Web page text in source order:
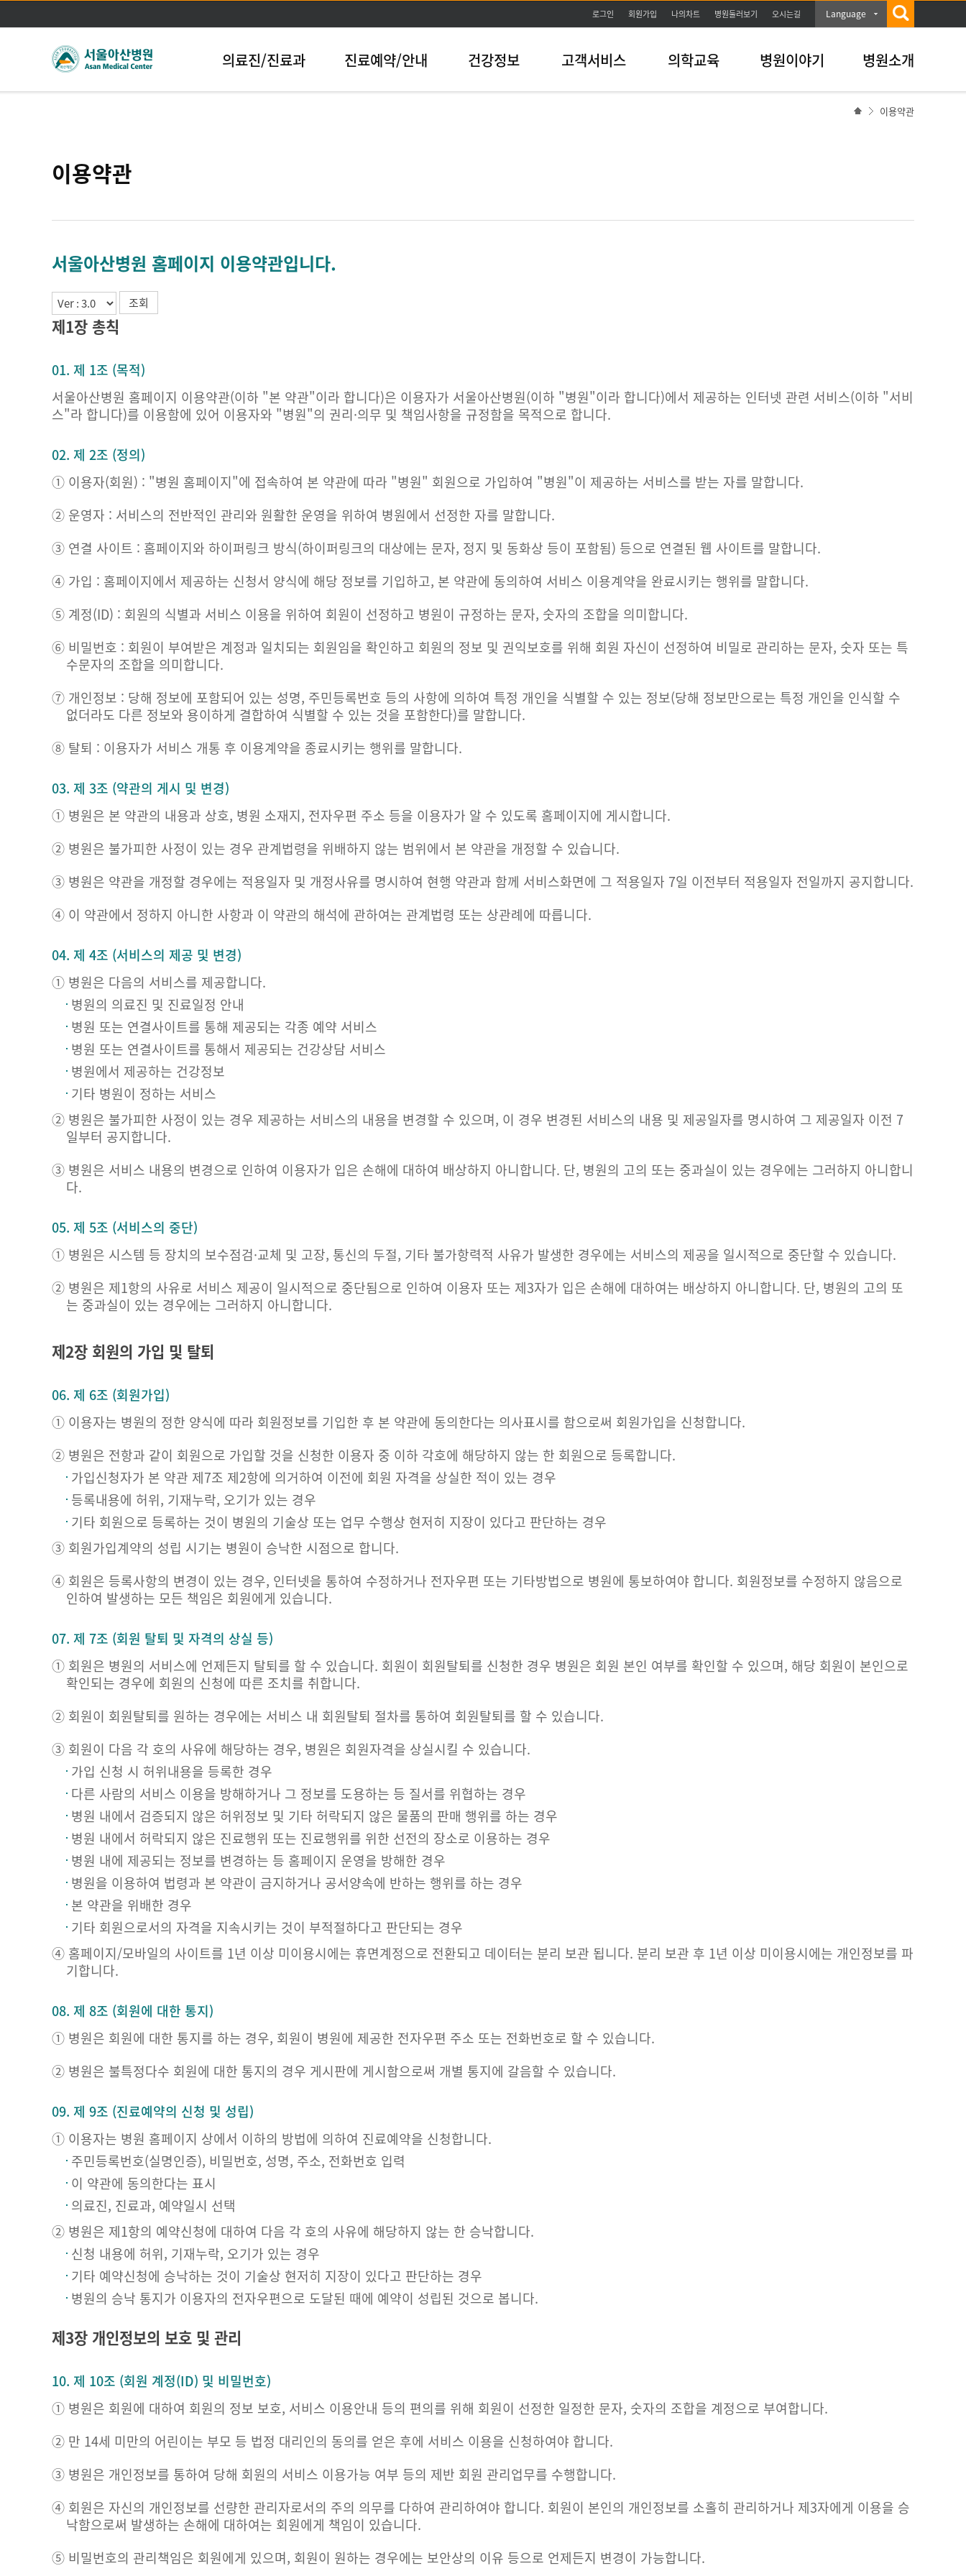
본문바로가기
로그인 회원가입 나의차트 병원둘러보기 오시는길 Language
의료진/진료과 진료예약/안내 건강정보 고객서비스 의학교육 병원이야기 병원소개
이용약관
이용약관
서울아산병원 홈페이지 이용약관입니다.
조회
제1장 총칙
01. 제 1조 (목적)
서울아산병원 홈페이지 이용약관(이하 "본 약관"이라 합니다)은 이용자가 서울아산병원(이하 "병원"이라 합니다)에서 제공하는 인터넷 관련 서비스(이하 "서비
스"라 합니다)를 이용함에 있어 이용자와 "병원"의 권리·의무 및 책임사항을 규정함을 목적으로 합니다.
02. 제 2조 (정의)
① 이용자(회원) : "병원 홈페이지"에 접속하여 본 약관에 따라 "병원" 회원으로 가입하여 "병원"이 제공하는 서비스를 받는 자를 말합니다.
② 운영자 : 서비스의 전반적인 관리와 원활한 운영을 위하여 병원에서 선정한 자를 말합니다.
③ 연결 사이트 : 홈페이지와 하이퍼링크 방식(하이퍼링크의 대상에는 문자, 정지 및 동화상 등이 포함됨) 등으로 연결된 웹 사이트를 말합니다.
④ 가입 : 홈페이지에서 제공하는 신청서 양식에 해당 정보를 기입하고, 본 약관에 동의하여 서비스 이용계약을 완료시키는 행위를 말합니다.
⑤ 계정(ID) : 회원의 식별과 서비스 이용을 위하여 회원이 선정하고 병원이 규정하는 문자, 숫자의 조합을 의미합니다.
⑥ 비밀번호 : 회원이 부여받은 계정과 일치되는 회원임을 확인하고 회원의 정보 및 권익보호를 위해 회원 자신이 선정하여 비밀로 관리하는 문자, 숫자 또는 특
수문자의 조합을 의미합니다.
⑦ 개인정보 : 당해 정보에 포함되어 있는 성명, 주민등록번호 등의 사항에 의하여 특정 개인을 식별할 수 있는 정보(당해 정보만으로는 특정 개인을 인식할 수
없더라도 다른 정보와 용이하게 결합하여 식별할 수 있는 것을 포함한다)를 말합니다.
⑧ 탈퇴 : 이용자가 서비스 개통 후 이용계약을 종료시키는 행위를 말합니다.
03. 제 3조 (약관의 게시 및 변경)
① 병원은 본 약관의 내용과 상호, 병원 소재지, 전자우편 주소 등을 이용자가 알 수 있도록 홈페이지에 게시합니다.
② 병원은 불가피한 사정이 있는 경우 관계법령을 위배하지 않는 범위에서 본 약관을 개정할 수 있습니다.
③ 병원은 약관을 개정할 경우에는 적용일자 및 개정사유를 명시하여 현행 약관과 함께 서비스화면에 그 적용일자 7일 이전부터 적용일자 전일까지 공지합니다.
④ 이 약관에서 정하지 아니한 사항과 이 약관의 해석에 관하여는 관계법령 또는 상관례에 따릅니다.
04. 제 4조 (서비스의 제공 및 변경)
① 병원은 다음의 서비스를 제공합니다.
병원의 의료진 및 진료일정 안내
병원 또는 연결사이트를 통해 제공되는 각종 예약 서비스
병원 또는 연결사이트를 통해서 제공되는 건강상담 서비스
병원에서 제공하는 건강정보
기타 병원이 정하는 서비스
② 병원은 불가피한 사정이 있는 경우 제공하는 서비스의 내용을 변경할 수 있으며, 이 경우 변경된 서비스의 내용 및 제공일자를 명시하여 그 제공일자 이전 7
일부터 공지합니다.
③ 병원은 서비스 내용의 변경으로 인하여 이용자가 입은 손해에 대하여 배상하지 아니합니다. 단, 병원의 고의 또는 중과실이 있는 경우에는 그러하지 아니합니
다.
05. 제 5조 (서비스의 중단)
① 병원은 시스템 등 장치의 보수점검·교체 및 고장, 통신의 두절, 기타 불가항력적 사유가 발생한 경우에는 서비스의 제공을 일시적으로 중단할 수 있습니다.
② 병원은 제1항의 사유로 서비스 제공이 일시적으로 중단됨으로 인하여 이용자 또는 제3자가 입은 손해에 대하여는 배상하지 아니합니다. 단, 병원의 고의 또
는 중과실이 있는 경우에는 그러하지 아니합니다.
제2장 회원의 가입 및 탈퇴
06. 제 6조 (회원가입)
① 이용자는 병원의 정한 양식에 따라 회원정보를 기입한 후 본 약관에 동의한다는 의사표시를 함으로써 회원가입을 신청합니다.
② 병원은 전항과 같이 회원으로 가입할 것을 신청한 이용자 중 이하 각호에 해당하지 않는 한 회원으로 등록합니다.
가입신청자가 본 약관 제7조 제2항에 의거하여 이전에 회원 자격을 상실한 적이 있는 경우
등록내용에 허위, 기재누락, 오기가 있는 경우
기타 회원으로 등록하는 것이 병원의 기술상 또는 업무 수행상 현저히 지장이 있다고 판단하는 경우
③ 회원가입계약의 성립 시기는 병원이 승낙한 시점으로 합니다.
④ 회원은 등록사항의 변경이 있는 경우, 인터넷을 통하여 수정하거나 전자우편 또는 기타방법으로 병원에 통보하여야 합니다. 회원정보를 수정하지 않음으로
인하여 발생하는 모든 책임은 회원에게 있습니다.
07. 제 7조 (회원 탈퇴 및 자격의 상실 등)
① 회원은 병원의 서비스에 언제든지 탈퇴를 할 수 있습니다. 회원이 회원탈퇴를 신청한 경우 병원은 회원 본인 여부를 확인할 수 있으며, 해당 회원이 본인으로
확인되는 경우에 회원의 신청에 따른 조치를 취합니다.
② 회원이 회원탈퇴를 원하는 경우에는 서비스 내 회원탈퇴 절차를 통하여 회원탈퇴를 할 수 있습니다.
③ 회원이 다음 각 호의 사유에 해당하는 경우, 병원은 회원자격을 상실시킬 수 있습니다.
가입 신청 시 허위내용을 등록한 경우
다른 사람의 서비스 이용을 방해하거나 그 정보를 도용하는 등 질서를 위협하는 경우
병원 내에서 검증되지 않은 허위정보 및 기타 허락되지 않은 물품의 판매 행위를 하는 경우
병원 내에서 허락되지 않은 진료행위 또는 진료행위를 위한 선전의 장소로 이용하는 경우
병원 내에 제공되는 정보를 변경하는 등 홈페이지 운영을 방해한 경우
병원을 이용하여 법령과 본 약관이 금지하거나 공서양속에 반하는 행위를 하는 경우
본 약관을 위배한 경우
기타 회원으로서의 자격을 지속시키는 것이 부적절하다고 판단되는 경우
④ 홈페이지/모바일의 사이트를 1년 이상 미이용시에는 휴면계정으로 전환되고 데이터는 분리 보관 됩니다. 분리 보관 후 1년 이상 미이용시에는 개인정보를 파
기합니다.
08. 제 8조 (회원에 대한 통지)
① 병원은 회원에 대한 통지를 하는 경우, 회원이 병원에 제공한 전자우편 주소 또는 전화번호로 할 수 있습니다.
② 병원은 불특정다수 회원에 대한 통지의 경우 게시판에 게시함으로써 개별 통지에 갈음할 수 있습니다.
09. 제 9조 (진료예약의 신청 및 성립)
① 이용자는 병원 홈페이지 상에서 이하의 방법에 의하여 진료예약을 신청합니다.
주민등록번호(실명인증), 비밀번호, 성명, 주소, 전화번호 입력
이 약관에 동의한다는 표시
의료진, 진료과, 예약일시 선택
② 병원은 제1항의 예약신청에 대하여 다음 각 호의 사유에 해당하지 않는 한 승낙합니다.
신청 내용에 허위, 기재누락, 오기가 있는 경우
기타 예약신청에 승낙하는 것이 기술상 현저히 지장이 있다고 판단하는 경우
병원의 승낙 통지가 이용자의 전자우편으로 도달된 때에 예약이 성립된 것으로 봅니다.
제3장 개인정보의 보호 및 관리
10. 제 10조 (회원 계정(ID) 및 비밀번호)
① 병원은 회원에 대하여 회원의 정보 보호, 서비스 이용안내 등의 편의를 위해 회원이 선정한 일정한 문자, 숫자의 조합을 계정으로 부여합니다.
② 만 14세 미만의 어린이는 부모 등 법정 대리인의 동의를 얻은 후에 서비스 이용을 신청하여야 합니다.
③ 병원은 개인정보를 통하여 당해 회원의 서비스 이용가능 여부 등의 제반 회원 관리업무를 수행합니다.
④ 회원은 자신의 개인정보를 선량한 관리자로서의 주의 의무를 다하여 관리하여야 합니다. 회원이 본인의 개인정보를 소홀히 관리하거나 제3자에게 이용을 승
낙함으로써 발생하는 손해에 대하여는 회원에게 책임이 있습니다.
⑤ 비밀번호의 관리책임은 회원에게 있으며, 회원이 원하는 경우에는 보안상의 이유 등으로 언제든지 변경이 가능합니다.